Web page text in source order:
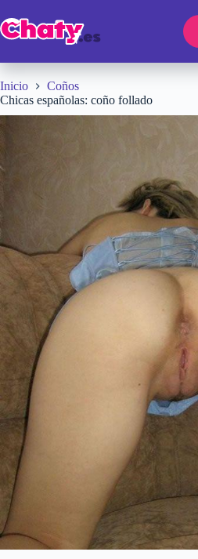
al
contenido
Inicio
Coños
Chicas españolas: coño follado